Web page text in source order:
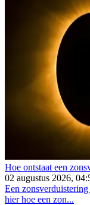
Hoe ontstaat een
02 augustus 2026,
Een
hier hoe een zon...